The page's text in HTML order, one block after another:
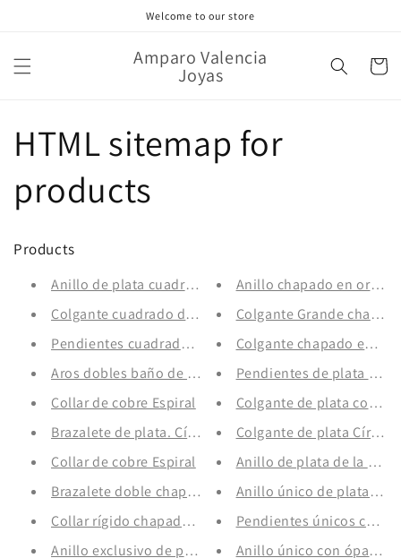
Welcome to our store
Amparo Valencia
Joyas Carrito
HTML sitemap for
products
Products
Anillo de plata cuadrado con zirconita
Colgante cuadrado de plata con zirconita
Pendientes cuadrados de plata con circonita
Aros dobles baño de plata Isis
Collar de cobre Espiral
Brazalete de plata. Círculos
Collar de cobre Espiral
Brazalete doble chapado en oro con grbado original
Collar rígido chapado en oro. Isis
Anillo exclusivo de plata con ópalo. Únicas
Anillo chapado en oro
Colgante Grande
Colgante chapado en
Pendientes de plata con
Colgante de plata con
Colgante de plata
Anillo de plata de la
Anillo único de plata
Pendientes únicos con
Anillo único con ópalo y